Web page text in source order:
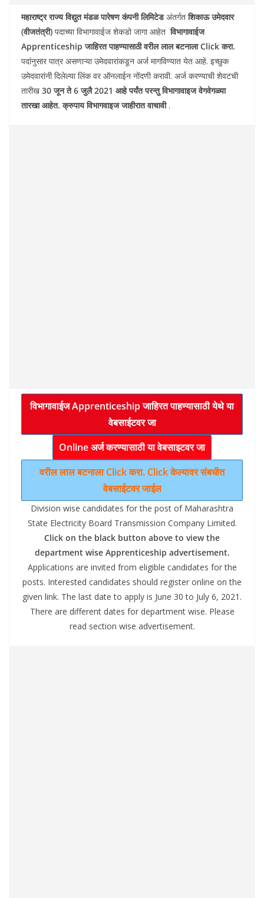
महाराष्ट्र राज्य विद्युत मंडळ पारेषण कंपनी लिमिटेडअंतर्गतशिकाऊ उमेदवार
(वीजतंत्री) पदाच्या विभागावाईज शेकडो जागा आहेत विभागावाईज
Apprenticeship जाहिरत पाहण्यासाठी वरील लाल बटनाला Click करा.
पदांनुसार पात्र असणाऱ्या उमेदवारांकडून अर्ज मागविण्यात येत आहे. इच्छुक
उमेदवारांनी दिलेल्या लिंक वर ऑनलाईन नोंदणी करावी. अर्ज करण्याची शेवटची
तारीख 30 जून ते 6 जुलै 2021 आहे पर्यंत परन्तु विभागावाइज वेगवेगळ्या
तारखा आहेत. क्रुपाय विभागवाइज जाहीरात वाचावी.
विभागावाईज Apprenticeship जाहिरत पाहण्यासाठी येथे या
वेबसाईटवर जा
Online अर्ज करण्यासाठी या वेबसाइटवर जा
वरील लाल बटनाला Click करा. Click केल्यावर संबधीत
वेबसाईटवर जाईल
Division wise candidates for the post of Maharashtra
State Electricity Board Transmission Company Limited.
Click on the black button above to view the
department wise Apprenticeship advertisement.
Applications are invited from eligible candidates for the
posts. Interested candidates should register online on the
given link. The last date to apply is June 30 to July 6, 2021.
There are different dates for department wise. Please
read section wise advertisement.